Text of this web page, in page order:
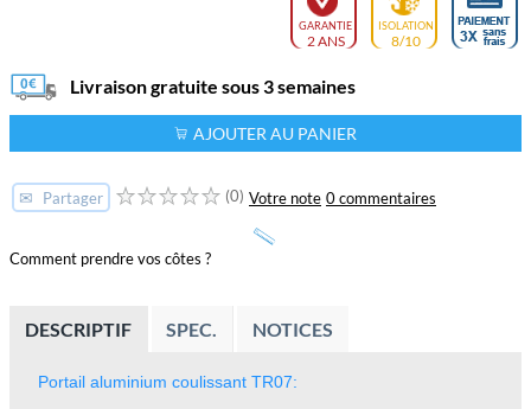
GARANTIE
2 ANS
ISOLATION
8/10
Livraison gratuite sous 3 semaines
AJOUTER AU PANIER
✉ Partager (0) Votre note 0 commentaires
Comment prendre vos côtes ?
DESCRIPTIF SPEC. NOTICES
Portail aluminium coulissant TR07: